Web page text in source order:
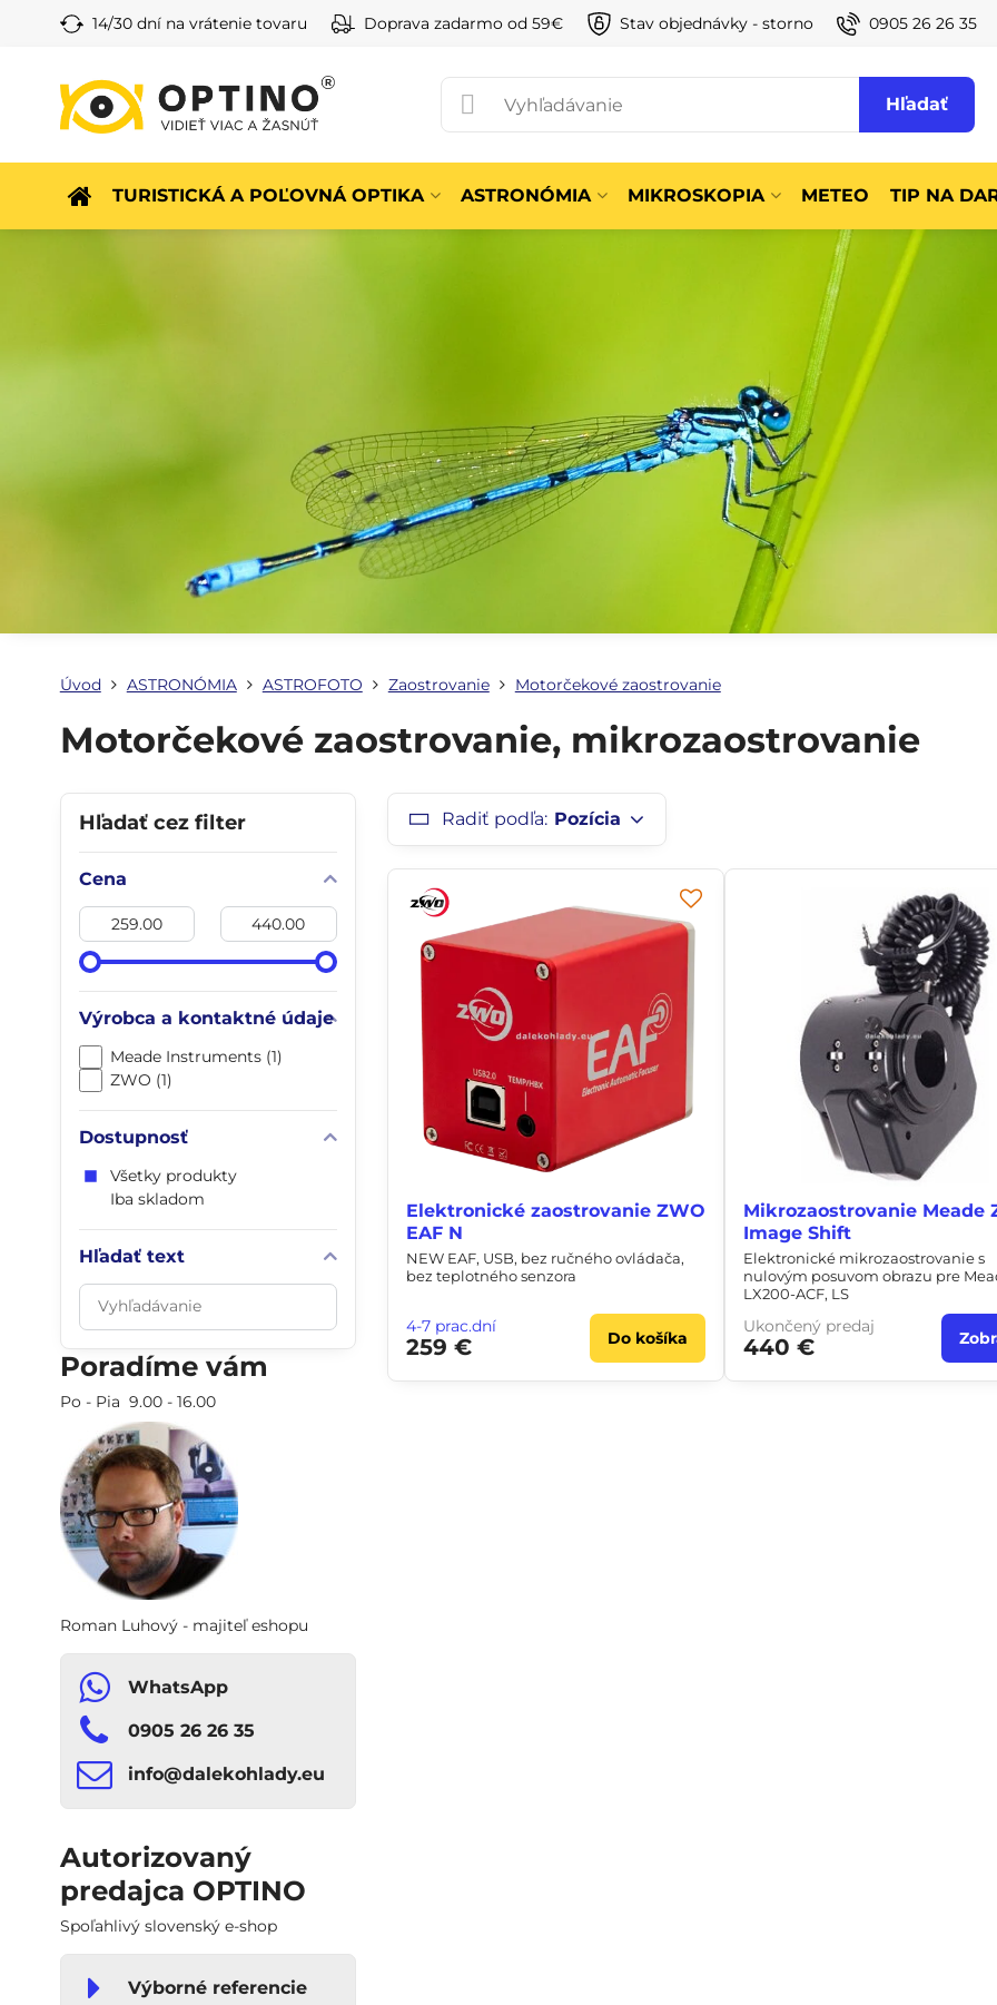
14/30 dní na vrátenie tovaru Doprava zadarmo od 59€ Stav objednávky - storno 0905 26 26 35
Hľadať
TURISTICKÁ A POĽOVNÁ OPTIKA ASTRONÓMIA MIKROSKOPIA METEO TIP NA
Úvod ASTRONÓMIA ASTROFOTO Zaostrovanie Motorčekové zaostrovanie
Motorčekové zaostrovanie, mikrozaostrovanie
Radiť podľa: Pozícia
Elektronické zaostrovanie ZWO
EAF N
NEW EAF, USB, bez ručného ovládača,
bez teplotného senzora
4-7 prac.dní
259 € Do košíka
Mikrozaostrovanie Meade
Image Shift
Elektronické mikrozaostrovanie s
nulovým posuvom obrazu pre
LX200-ACF, LS
Ukončený predaj
440 €
Hľadať cez filter
Cena
Od:
Do:
Výrobca a kontaktné údaje
Meade Instruments (1)
ZWO (1)
Dostupnosť
Všetky produkty
Iba skladom
Hľadať text
Prehľadať
výsledky
filtra
fulltextom
Poradíme vám
Po - Pia 9.00 - 16.00
Roman Luhový - majiteľ eshopu
WhatsApp
0905 26 26 35
info​​@dalekohlady​​.eu
Autorizovaný
predajca OPTINO
Spoľahlivý slovenský e-shop
Výborné referencie